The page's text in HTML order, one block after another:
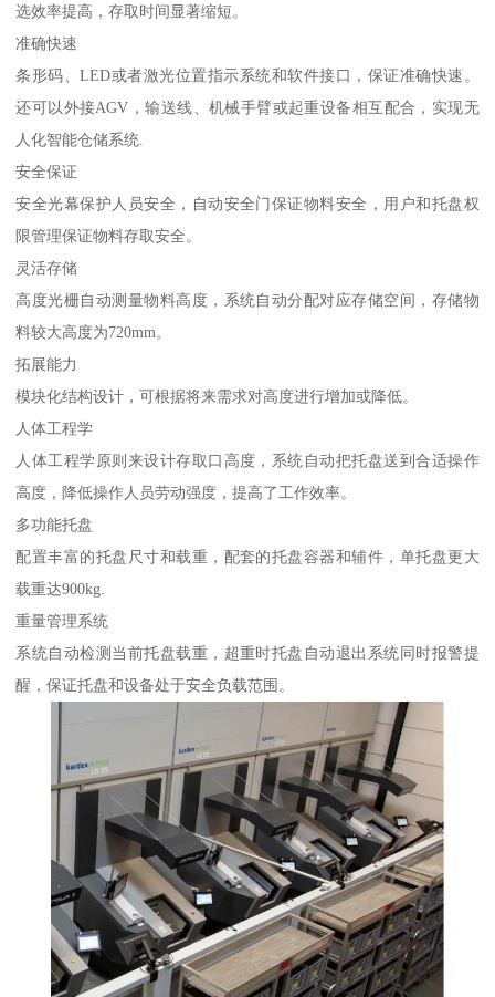
选效率提高，存取时间显著缩短。
准确快速
条形码、LED或者激光位置指示系统和软件接口，保证准确快速。
还可以外接AGV，输送线、机械手臂或起重设备相互配合，实现无
人化智能仓储系统.
安全保证
安全光幕保护人员安全，自动安全门保证物料安全，用户和托盘权
限管理保证物料存取安全。
灵活存储
高度光栅自动测量物料高度，系统自动分配对应存储空间，存储物
料较大高度为720mm。
拓展能力
模块化结构设计，可根据将来需求对高度进行增加或降低。
人体工程学
人体工程学原则来设计存取口高度，系统自动把托盘送到合适操作
高度，降低操作人员劳动强度，提高了工作效率。
多功能托盘
配置丰富的托盘尺寸和载重，配套的托盘容器和辅件，单托盘更大
载重达900kg.
重量管理系统
系统自动检测当前托盘载重，超重时托盘自动退出系统同时报警提
醒，保证托盘和设备处于安全负载范围。